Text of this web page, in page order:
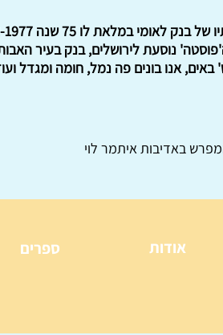
ה'פוסטה' נוסעת לירושלים, בנק בעיר
באים, אנו בונים פה נמל, חומה ומגדל
באדיבות איתמר לוי
ספרים אודות